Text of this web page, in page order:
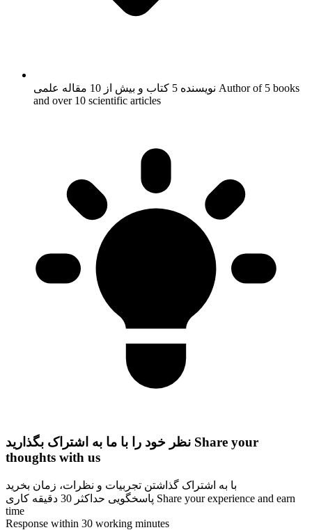
نویسنده 5 کتاب و بیش از 10 مقاله علمی Author of 5 books
and over 10 scientific articles
نظر خود را با ما به اشتراک بگذارید Share your
thoughts with us
با به اشتراک گذاشتن تجربیات و نظرات، زمان بخرید
پاسخگویی حداکثر 30 دقیقه کاری Share your experience and earn
time
Response within 30 working minutes